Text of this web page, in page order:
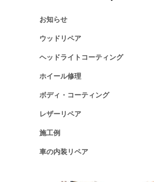
お知らせ
ウッドリペア
ヘッドライトコーティング
ホイール修理
ボディ・コーティング
レザーリペア
施工例
車の内装リペア